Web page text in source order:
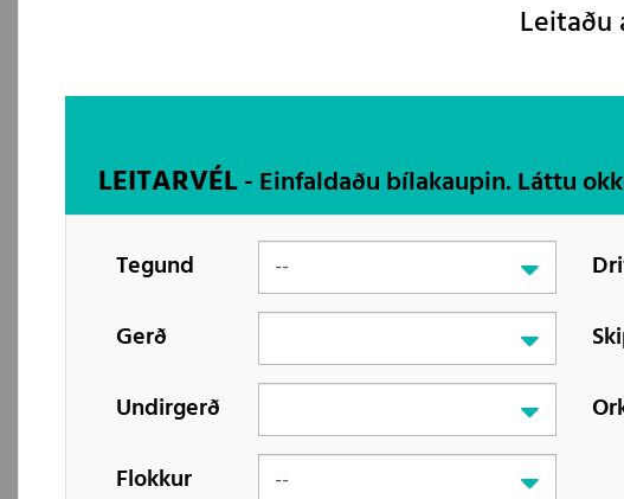
Leitaðu
LEITARVÉL- Einfaldaðu bílakaupin. Láttu
Tegund
Gerð
Undirgerð
Flokkur